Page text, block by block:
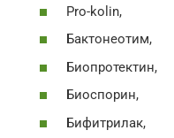
Pro-kolin,
Бактонеотим,
Биопротектин,
Биоспорин,
Бифитрилак,